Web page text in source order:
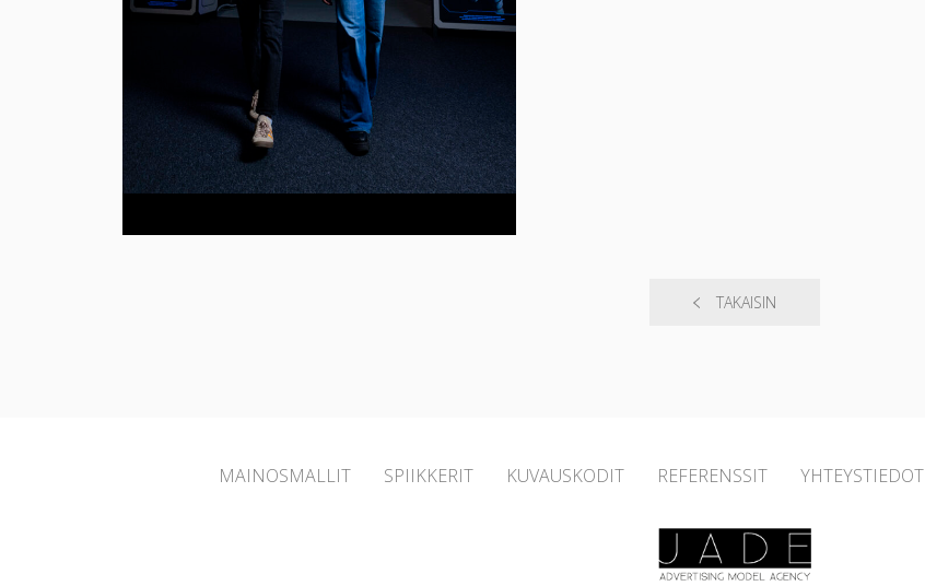
TAKAISIN
MAINOSMALLIT SPIIKKERIT KUVAUSKODIT REFERENSSIT YHTEYSTIEDOT